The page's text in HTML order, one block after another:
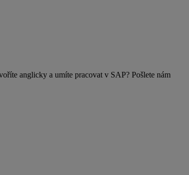
anglicky a umíte pracovat v SAP? Pošlete nám